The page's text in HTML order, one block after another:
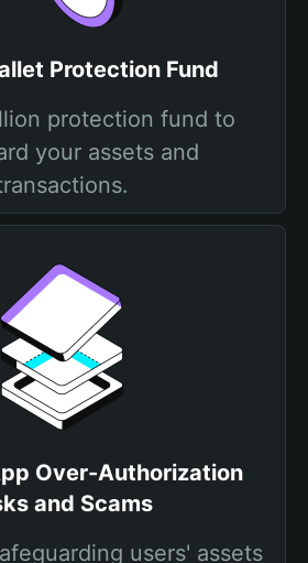
Protection Fund
protection fund to
your assets and
Over-Authorization
and Scams
users' assets